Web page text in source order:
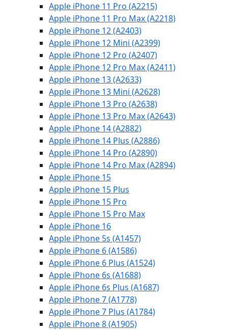
Apple iPhone 11 Pro (A2215)
Apple iPhone 11 Pro Max (A2218)
Apple iPhone 12 (A2403)
Apple iPhone 12 Mini (A2399)
Apple iPhone 12 Pro (A2407)
Apple iPhone 12 Pro Max (A2411)
Apple iPhone 13 (A2633)
Apple iPhone 13 Mini (A2628)
Apple iPhone 13 Pro (A2638)
Apple iPhone 13 Pro Max (A2643)
Apple iPhone 14 (A2882)
Apple iPhone 14 Plus (A2886)
Apple iPhone 14 Pro (A2890)
Apple iPhone 14 Pro Max (A2894)
Apple iPhone 15
Apple iPhone 15 Plus
Apple iPhone 15 Pro
Apple iPhone 15 Pro Max
Apple iPhone 16
Apple iPhone 5s (A1457)
Apple iPhone 6 (A1586)
Apple iPhone 6 Plus (A1524)
Apple iPhone 6s (A1688)
Apple iPhone 6s Plus (A1687)
Apple iPhone 7 (A1778)
Apple iPhone 7 Plus (A1784)
Apple iPhone 8 (A1905)